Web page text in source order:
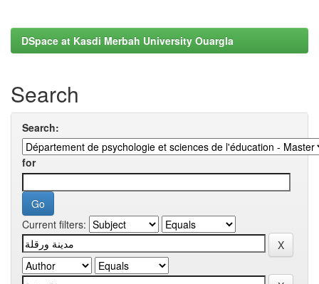
DSpace at Kasdi Merbah University Ouargla
Search
Search:
for
Current filters: